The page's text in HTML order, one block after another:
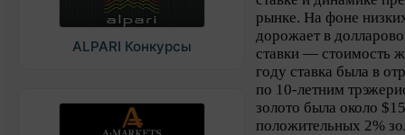
ALPARI Конкурсы
рынке. На фоне
дорожает в
ставки — стоимость
году ставка была в
по 10-летним
золото была около
положительных 2%